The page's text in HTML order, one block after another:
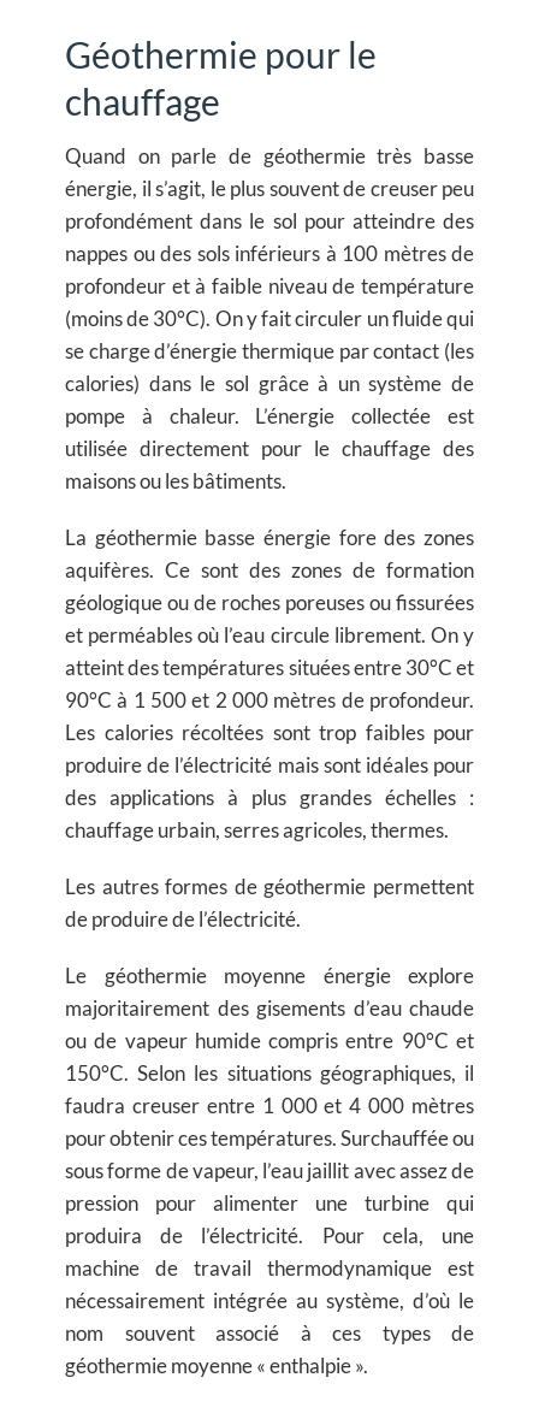
Géothermie pour le
chauffage
Quand on parle de géothermie très basse
énergie, il s’agit, le plus souvent de creuser peu
profondément dans le sol pour atteindre des
nappes ou des sols inférieurs à 100 mètres de
profondeur et à faible niveau de température
(moins de 30°C). On y fait circuler un fluide qui
se charge d’énergie thermique par contact (les
calories) dans le sol grâce à un système de
pompe à chaleur. L’énergie collectée est
utilisée directement pour le chauffage des
maisons ou les bâtiments.
La géothermie basse énergie fore des zones
aquifères. Ce sont des zones de formation
géologique ou de roches poreuses ou fissurées
et perméables où l’eau circule librement. On y
atteint des températures situées entre 30°C et
90°C à 1 500 et 2 000 mètres de profondeur.
Les calories récoltées sont trop faibles pour
produire de l’électricité mais sont idéales pour
des applications à plus grandes échelles :
chauffage urbain, serres agricoles, thermes.
Les autres formes de géothermie permettent
de produire de l’électricité.
Le géothermie moyenne énergie explore
majoritairement des gisements d’eau chaude
ou de vapeur humide compris entre 90°C et
150°C. Selon les situations géographiques, il
faudra creuser entre 1 000 et 4 000 mètres
pour obtenir ces températures. Surchauffée ou
sous forme de vapeur, l’eau jaillit avec assez de
pression pour alimenter une turbine qui
produira de l’électricité. Pour cela, une
machine de travail thermodynamique est
nécessairement intégrée au système, d’où le
nom souvent associé à ces types de
géothermie moyenne « enthalpie ».